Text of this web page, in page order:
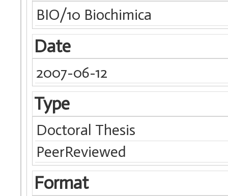
BIO/10 Biochimica
Date
2007-06-12
Type
Doctoral Thesis
PeerReviewed
Format